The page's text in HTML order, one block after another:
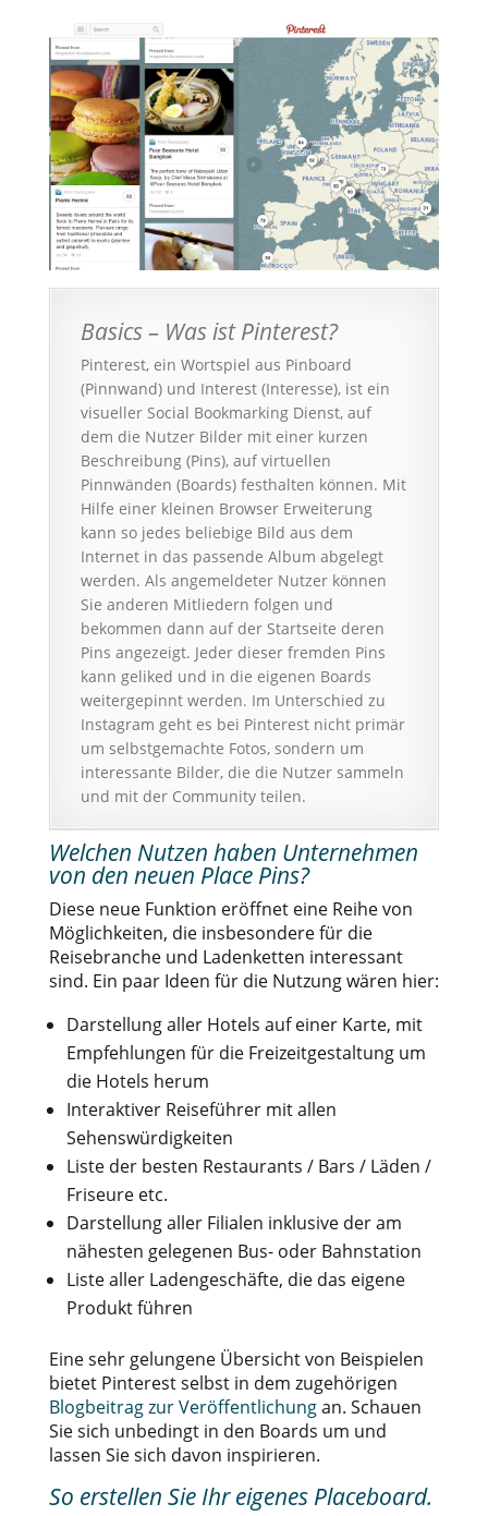
Basics – Was ist Pinterest?
Pinterest, ein Wortspiel aus Pinboard
(Pinnwand) und Interest (Interesse), ist ein
visueller Social Bookmarking Dienst, auf
dem die Nutzer Bilder mit einer kurzen
Beschreibung (Pins), auf virtuellen
Pinnwänden (Boards) festhalten können. Mit
Hilfe einer kleinen Browser Erweiterung
kann so jedes beliebige Bild aus dem
Internet in das passende Album abgelegt
werden. Als angemeldeter Nutzer können
Sie anderen Mitliedern folgen und
bekommen dann auf der Startseite deren
Pins angezeigt. Jeder dieser fremden Pins
kann geliked und in die eigenen Boards
weitergepinnt werden. Im Unterschied zu
Instagram geht es bei Pinterest nicht primär
um selbstgemachte Fotos, sondern um
interessante Bilder, die die Nutzer sammeln
und mit der Community teilen.
Welchen Nutzen haben Unternehmen
von den neuen Place Pins?
Diese neue Funktion eröffnet eine Reihe von
Möglichkeiten, die insbesondere für die
Reisebranche und Ladenketten interessant
sind. Ein paar Ideen für die Nutzung wären hier:
Darstellung aller Hotels auf einer Karte, mit
Empfehlungen für die Freizeitgestaltung um
die Hotels herum
Interaktiver Reiseführer mit allen
Sehenswürdigkeiten
Liste der besten Restaurants / Bars / Läden /
Friseure etc.
Darstellung aller Filialen inklusive der am
nähesten gelegenen Bus- oder Bahnstation
Liste aller Ladengeschäfte, die das eigene
Produkt führen
Eine sehr gelungene Übersicht von Beispielen
bietet Pinterest selbst in dem zugehörigen
Blogbeitrag zur Veröffentlichungan. Schauen
Sie sich unbedingt in den Boards um und
lassen Sie sich davon inspirieren.
So erstellen Sie Ihr eigenes Placeboard.